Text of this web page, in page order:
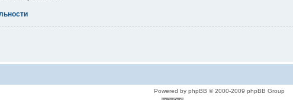
Powered by phpBB © 2000-2009 phpBB Group